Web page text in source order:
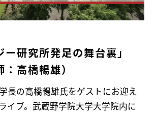
ー研究所発足の舞台裏」
：高橋暢雄）
長の高橋暢雄氏をゲストにお迎え
イブ。武蔵野学院大学大学院内に